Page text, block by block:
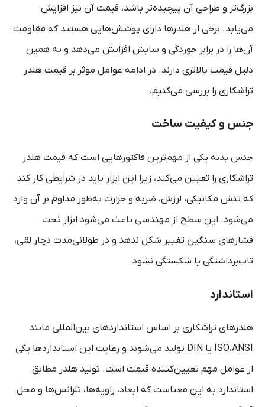
بزرگ‌تر و طراحی آن پیچیده‌تر باشد، قیمت آن نیز افزایش
می‌یابد. برخی از هلدرها دارای پوشش‌هایی هستند که مقاومت
آن‌ها را در برابر خوردگی و سایش افزایش می‌دهد و به همین
دلیل قیمت بالاتری دارند. در ادامه عوامل موثر بر قیمت هلدر
تراشکاری را بررسی می‌کنیم.
جنس و کیفیت ساخت
جنس بدنه یکی از مهم‌ترین فاکتورهایی است که قیمت هلدر
تراشکاری را تعیین می‌کند، زیرا این ابزار باید در شرایطی کار کند
که تنش مکانیکی، لرزش، ضربه و حرارت به‌طور مداوم بر آن وارد
می‌شود. این سطح از مهندسی باعث می‌شود ابزار تحت
فشارهای سنگین تغییر شکل ندهد و در طولانی‌مدت دچار لقی،
تاب‌برداشتگی یا شکستگی نشود.
استاندارد
هلدرهای تراشکاری بر اساس استانداردهای بین‌المللی مانند
ISO،ANSI یا DIN تولید می‌شوند و رعایت این استانداردها یکی
از عوامل مهم تعیین‌کننده قیمت است. تولید هلدر مطابق
استاندارد به این معناست که ابعاد، زاویه‌ها، تلرانس‌ها و محل